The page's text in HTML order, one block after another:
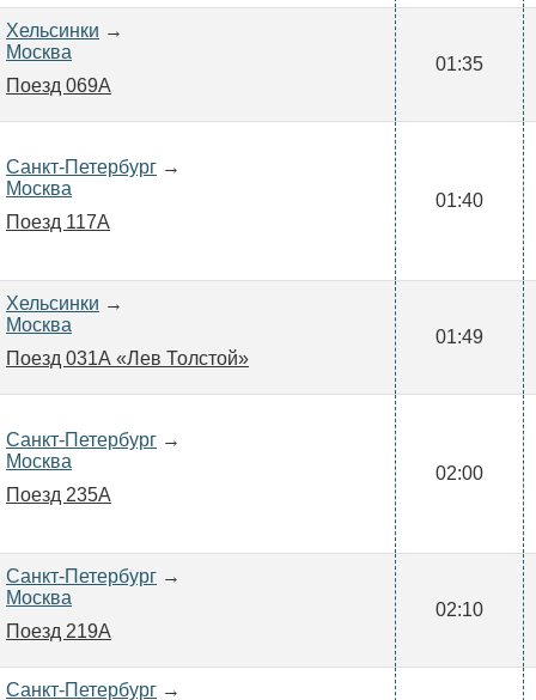
Хельсинки →
Москва
Поезд 069А
01:35
Санкт-Петербург →
Москва
Поезд 117А
01:40
Хельсинки →
Москва
Поезд 031А «Лев Толстой»
01:49
Санкт-Петербург →
Москва
Поезд 235А
02:00
Санкт-Петербург →
Москва
Поезд 219А
02:10
Санкт-Петербург →